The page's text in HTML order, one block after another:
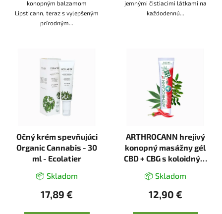
konopným balzamom
Lipsticann, teraz s vylepšeným
prírodným...
jemnými čistiacimi látkami na
každodennú...
Očný krém spevňujúci
Organic Cannabis - 30
ml - Ecolatier
📦 Skladom
17,89 €
ARTHROCANN hrejivý
konopný masážny gél
CBD + CBG s koloidným
Annabis
📦 Skladom
12,90 €